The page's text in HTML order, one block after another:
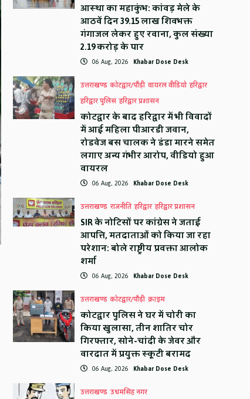
आस्था का महाकुंभ: कांवड़ मेले के
आठवें दिन 39.15 लाख शिवभक्त
गंगाजल लेकर हुए रवाना, कुल संख्या
2.19 करोड़ के पार
06 Aug, 2026 Khabar Dose Desk
उत्तराखण्ड कोटद्वार/पौड़ी वायरल वीडियो हरिद्वार
हरिद्वार पुलिस हरिद्वार प्रशासन
कोटद्वार के बाद हरिद्वार में भी विवादों
में आई महिला पीआरडी जवान,
रोडवेज बस चालक ने डंडा मारने समेत
लगाए अन्य गंभीर आरोप, वीडियो हुआ
वायरल
06 Aug, 2026 Khabar Dose Desk
उत्तराखण्ड राजनीति हरिद्वार हरिद्वार प्रशासन
SIR के नोटिसों पर कांग्रेस ने जताई
आपत्ति, मतदाताओं को किया जा रहा
परेशान: बोले राष्ट्रीय प्रवक्ता आलोक
शर्मा
06 Aug, 2026 Khabar Dose Desk
उत्तराखण्ड कोटद्वार/पौड़ी क्राइम
कोटद्वार पुलिस ने घर में चोरी का
किया खुलासा, तीन शातिर चोर
गिरफ्तार, सोने-चांदी के जेवर और
वारदात में प्रयुक्त स्कूटी बरामद
06 Aug, 2026 Khabar Dose Desk
उत्तराखण्ड उधमसिंह नगर